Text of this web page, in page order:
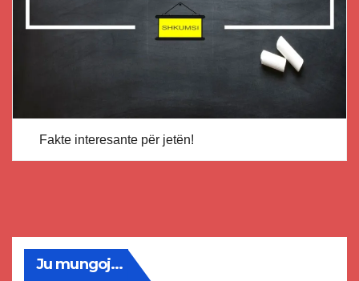
Fakte interesante për jetën!
Ju mungoj...